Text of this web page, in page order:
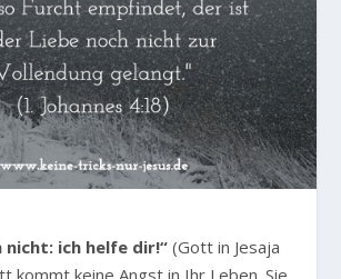
nicht: ich helfe dir!“ (Gott in Jesaja